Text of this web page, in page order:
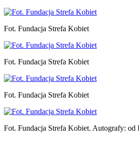
Fot. Fundacja Strefa Kobiet
Fot. Fundacja Strefa Kobiet
Fot. Fundacja Strefa Kobiet
Fot. Fundacja Strefa Kobiet. Autografy: